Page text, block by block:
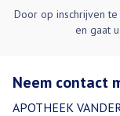
Door op inschrijven
en gaat
Neem contact
APOTHEEK